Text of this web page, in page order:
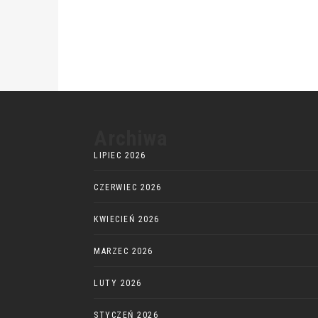
LIPIEC 2026
CZERWIEC 2026
KWIECIEŃ 2026
MARZEC 2026
LUTY 2026
STYCZEŃ 2026